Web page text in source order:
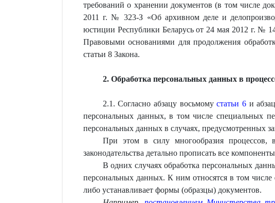
требований о хранении документов (в том числе
2011 г. № 323-З «Об архивном деле и
юстиции Республики Беларусь от 24 мая 2012 г. №
Правовыми основаниями для продолжения
статьи 8 Закона.
2. Обработка персональных данных в
2.1. Согласно абзацу восьмомустатьи 6 и
персональных данных, в том числе специальных
персональных данных в случаях, предусмотренных
При этом в силу многообразия процессов,
законодательства детально прописать все
В одних случаях обработка персональных
персональных данных. К ним относятся в том числе
либо устанавливает формы (образцы) документов.